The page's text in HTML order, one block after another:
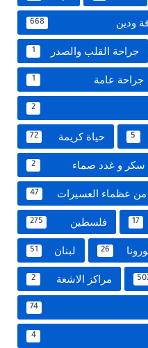
ودين 668
جراحة القلب والصدر 1
جراحة عامة 1
2
5 حياة كريمة 72
سكر و غدد صماء 2
عظماء العسيرات 47
17 فلسطين 275
26 لبنان 51
مراكز الاشعة 2
74
4